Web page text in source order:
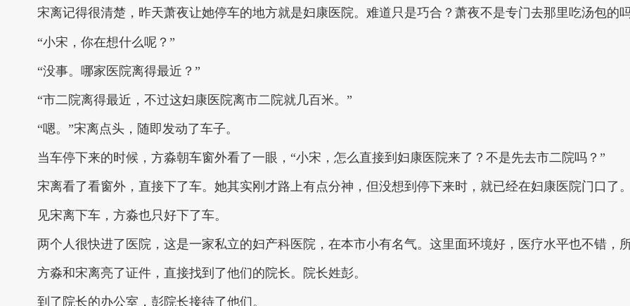
宋离记得很清楚，昨天萧夜让她停车的地方就是妇康医院。难道只是巧合？萧夜不是专门去那里吃汤包的
“小宋，你在想什么呢？”
“没事。哪家医院离得最近？”
“市二院离得最近，不过这妇康医院离市二院就几百米。”
“嗯。”宋离点头，随即发动了车子。
当车停下来的时候，方淼朝车窗外看了一眼，“小宋，怎么直接到妇康医院来了？不是先去市二院吗？”
宋离看了看窗外，直接下了车。她其实刚才路上有点分神，但没想到停下来时，就已经在妇康医院门口了
见宋离下车，方淼也只好下了车。
两个人很快进了医院，这是一家私立的妇产科医院，在本市小有名气。这里面环境好，医疗水平也不错，
方淼和宋离亮了证件，直接找到了他们的院长。院长姓彭。
到了院长的办公室，彭院长接待了他们。